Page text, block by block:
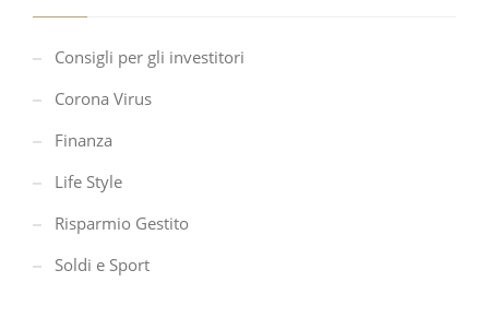
Consigli per gli investitori
Corona Virus
Finanza
Life Style
Risparmio Gestito
Soldi e Sport